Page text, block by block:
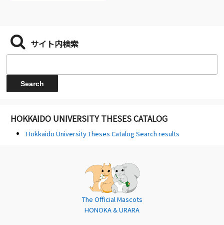
サイト内検索
HOKKAIDO UNIVERSITY THESES CATALOG
Hokkaido University Theses Catalog Search results
The Official Mascots
HONOKA & URARA